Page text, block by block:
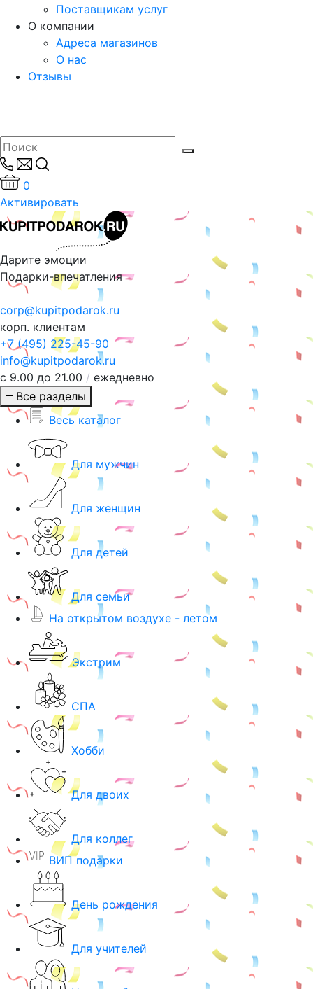
Поставщикам услуг
О компании
Адреса магазинов
О нас
Отзывы
0
Активировать
Дарите эмоции
Подарки-впечатления
corp@kupitpodarok.ru
корп. клиентам
+7 (495) 225-45-90
info@kupitpodarok.ru
с 9.00 до 21.00 / ежедневно
Все разделы
Весь каталог
Для мужчин
Для женщин
Для детей
Для семьи
На открытом воздухе - летом
Экстрим
СПА
Хобби
Для двоих
Для коллег
ВИП подарки
День рождения
Для учителей